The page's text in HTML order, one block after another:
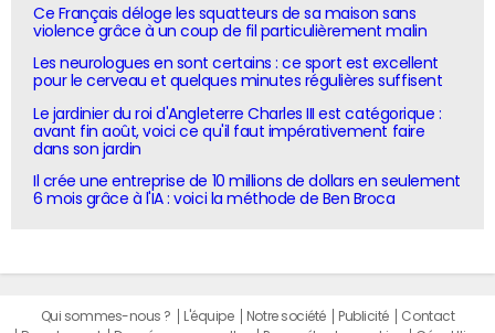
Ce Français déloge les squatteurs de sa maison sans
violence grâce à un coup de fil particulièrement malin
Les neurologues en sont certains : ce sport est excellent
pour le cerveau et quelques minutes régulières suffisent
Le jardinier du roi d'Angleterre Charles III est catégorique :
avant fin août, voici ce qu'il faut impérativement faire
dans son jardin
Il crée une entreprise de 10 millions de dollars en seulement
6 mois grâce à l'IA : voici la méthode de Ben Broca
Qui sommes-nous ? L'équipe Notre société Publicité
Contact